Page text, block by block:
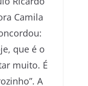
Camila
que é o
muito. É
A